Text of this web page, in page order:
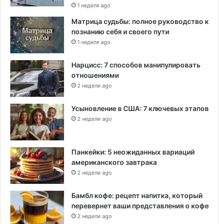
1 неделя ago
Матрица судьбы: полное руководство к
познанию себя и своего пути
1 неделя ago
Нарцисс: 7 способов манипулировать
отношениями
2 недели ago
Усыновление в США: 7 ключевых этапов
2 недели ago
Панкейки: 5 неожиданных вариаций
американского завтрака
2 недели ago
Бамбл кофе: рецепт напитка, который
перевернет ваши представления о кофе
2 недели ago